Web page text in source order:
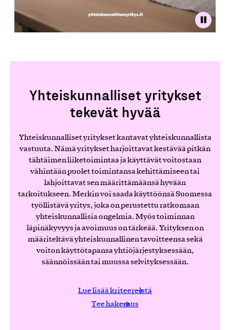
Yhteiskunnalliset yritykset
tekevät hyvää
Yhteiskunnalliset yritykset kantavat yhteiskunnallista
vastuuta. Nämä yritykset harjoittavat kestävää pitkän
tähtäimen liiketoimintaa ja käyttävät voitostaan
vähintään puolet toimintansa kehittämiseen tai
lahjoittavat sen määrittämäänsä hyvään
tarkoitukseen. Merkin voi saada käyttöönsä Suomessa
työllistävä yritys, joka on perustettu ratkomaan
yhteiskunnallisia ongelmia. Myös toiminnan
läpinäkyvyys ja avoimuus on tärkeää. Yrityksen on
määriteltävä yhteiskunnallinen tavoitteensa sekä
voiton käyttötapansa yhtiöjärjestyksessään,
säännöissään tai muussa selvityksessään.
Lue lisää kriteereistä
Tee hakemus